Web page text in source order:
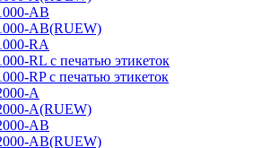
AB
AB(RUEW)
RA
RL с печатью этикеток
RP с печатью этикеток
A
A(RUEW)
AB
AB(RUEW)